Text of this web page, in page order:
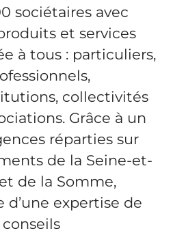
sociétaires avec
et services
à tous : particuliers,
collectivités
Grâce à un
réparties sur
de la Seine-et-
de la Somme,
expertise de